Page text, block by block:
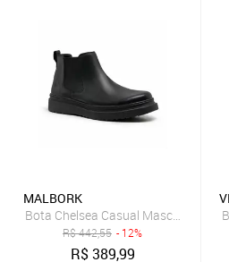
MALBORK
Bota Chelsea Casual Masculina
R$442,55 - 12%
R$389,99